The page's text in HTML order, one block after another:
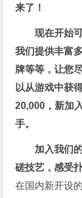
来了！
现在开始
我们提供丰富
牌等等，让您
以从游戏中获
20,000，新加
手。
加入我们
磋技艺，感受
在国内新开设